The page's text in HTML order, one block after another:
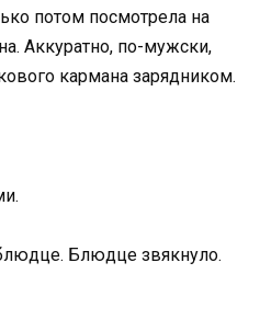
потом посмотрела на
Аккуратно, по-мужски,
кармана зарядником.
Блюдце звякнуло.